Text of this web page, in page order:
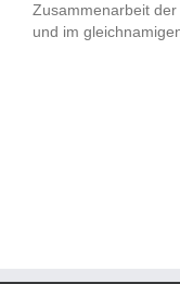
Zusammenarbeit
und im